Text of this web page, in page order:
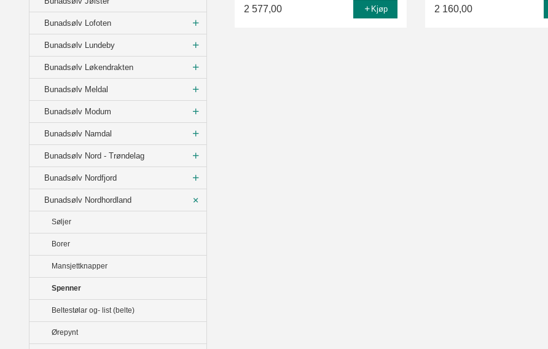
Bunadsølv Lofoten
Bunadsølv Lundeby
Bunadsølv Løkendrakten
Bunadsølv Meldal
Bunadsølv Modum
Bunadsølv Namdal
Bunadsølv Nord - Trøndelag
Bunadsølv Nordfjord
Bunadsølv Nordhordland
Søljer
Borer
Mansjettknapper
Spenner
Beltestølar og- list (belte)
Ørepynt
2 577,00 Kjøp 2 160,00